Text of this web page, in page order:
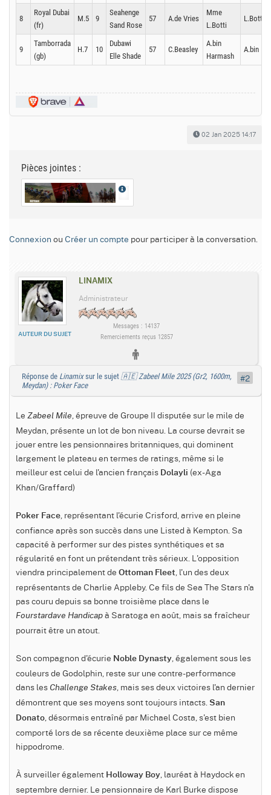
8
Royal Dubai
(fr)
M.5 9
Seahenge
Sand Rose
57 A.de Vries
Mme
L.Botti
L.Botti
9
Tamborrada
(gb)
H.7 10
Dubawi
Elle Shade
57 C.Beasley
A.bin
Harmash
A.bin
02 Jan 2025 14:17
Pièces jointes :
Connexion ou Créer un compte pour participer à la conversation.
LINAMIX
AUTEUR DU SUJET
Administrateur
Messages : 14137
Remerciements reçus 12857
Réponse de Linamixsur le sujet 🇦🇪 Zabeel Mile 2025 (Gr2, 1600m,
Meydan) : Poker Face
Le Zabeel Mile , épreuve de Groupe II disputée sur le mile de
Meydan, présente un lot de bon niveau. La course devrait se
jouer entre les pensionnaires britanniques, qui dominent
largement le plateau en termes de ratings, même si le
meilleur est celui de l'ancien français Dolayli (ex-Aga
Khan/Graffard)
Poker Face , représentant l'écurie Crisford, arrive en pleine
confiance après son succès dans une Listed à Kempton. Sa
capacité à performer sur des pistes synthétiques et sa
régularité en font un prétendant très sérieux. L'opposition
viendra principalement de Ottoman Fleet , l'un des deux
représentants de Charlie Appleby. Ce fils de Sea The Stars n'a
pas couru depuis sa bonne troisième place dans le
Fourstardave Handicap à Saratoga en août, mais sa fraîcheur
pourrait être un atout.
Son compagnon d'écurie Noble Dynasty , également sous les
couleurs de Godolphin, reste sur une contre-performance
dans les Challenge Stakes , mais ses deux victoires l'an dernier
démontrent que ses moyens sont toujours intacts. San
Donato , désormais entraîné par Michael Costa, s'est bien
comporté lors de sa récente deuxième place sur ce même
hippodrome.
À surveiller également Holloway Boy , lauréat à Haydock en
septembre dernier. Le pensionnaire de Karl Burke dispose
#2